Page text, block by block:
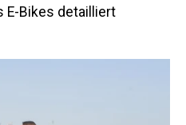
E-Bikes detailliert